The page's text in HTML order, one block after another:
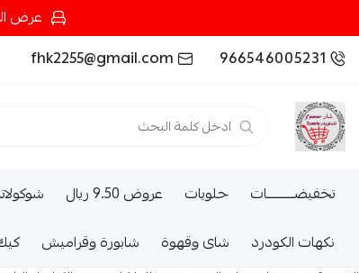
عرض التوصيل عند
966546005231
fhk2255@gmail.com
تخفيضــــــــــات حلويات عروض 9.50 ريال
نكهات الكودرد
شاى وقهوة شابورة وقراميش